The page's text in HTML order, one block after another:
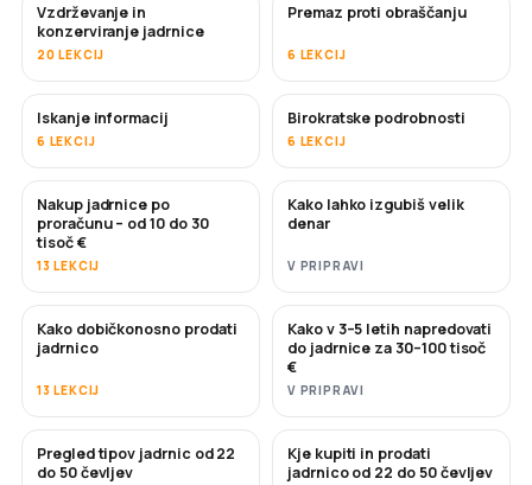
Vzdrževanje in
konzerviranje jadrnice
20 LEKCIJ
KMALU
Premaz proti obraščanju
6 LEKCIJ
Iskanje informacij
6 LEKCIJ
Birokratske podrobnosti
6 LEKCIJ
KMALU
Nakup jadrnice po
proračunu – od 10 do 30
tisoč €
13 LEKCIJ
KMALU
Kako lahko izgubiš velik
denar
V PRIPRAVI
NOVO
Kako dobičkonosno prodati
jadrnico
13 LEKCIJ
NOVO
Kako v 3–5 letih napredovati
do jadrnice za 30–100 tisoč
€
V PRIPRAVI
KMALU
Pregled tipov jadrnic od 22
do 50 čevljev
KMALU
Kje kupiti in prodati
jadrnico od 22 do 50 čevljev